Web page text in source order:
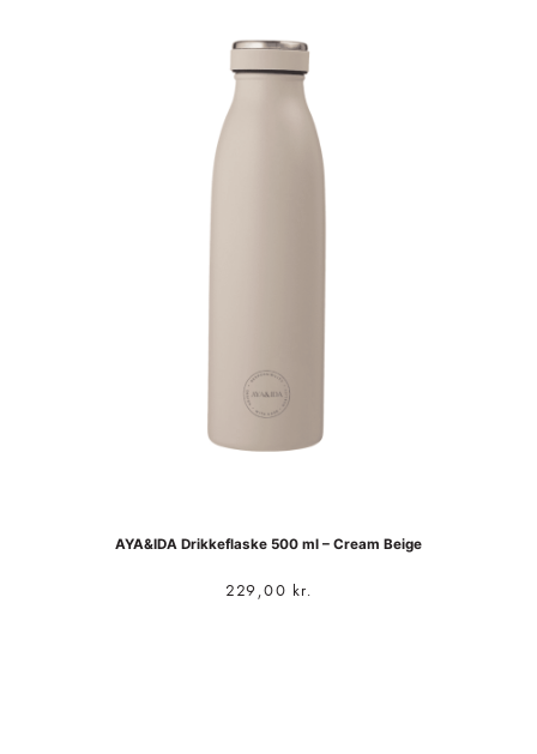
AYA&IDA Drikkeflaske 500 ml – Cream Beige
229,00 kr.